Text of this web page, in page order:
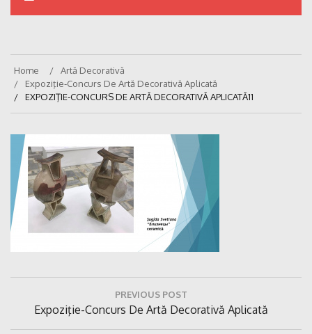
Home
Artă Decorativă
Expoziţie-Concurs De Artă Decorativă Aplicată
EXPOZIŢIE-CONCURS DE ARTĂ DECORATIVĂ APLICATĂ11
articole
PREVIOUS POST
Previous
Post:
Expoziţie-Concurs De Artă Decorativă Aplicată